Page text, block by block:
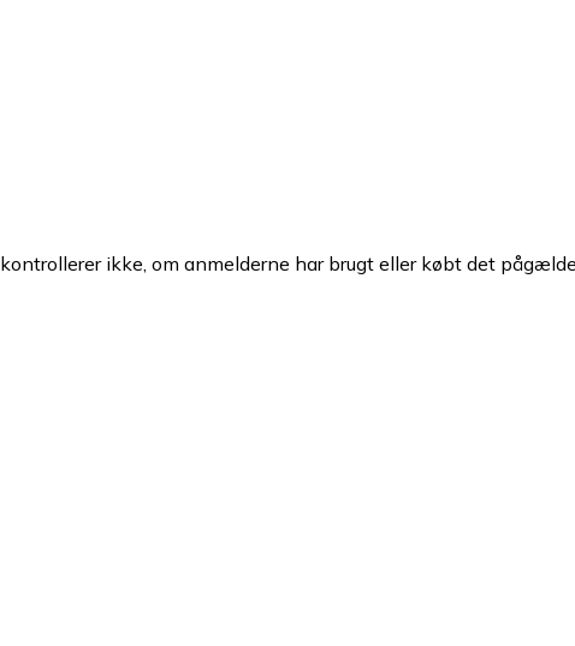
ikke, om anmelderne har brugt eller købt det